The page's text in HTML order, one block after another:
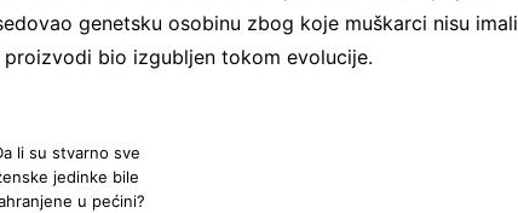
genetsku osobinu zbog koje muškarci nisu imali
bio izgubljen tokom evolucije.
li su stvarno sve
jedinke bile
u pećini?